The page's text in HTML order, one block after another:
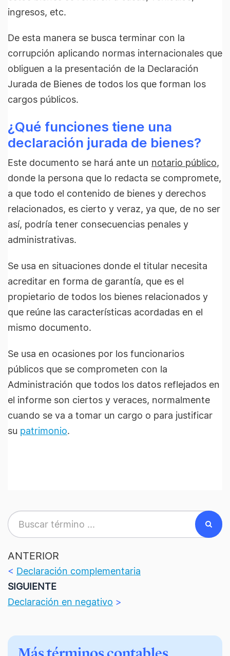
ingresos, etc.
De esta manera se busca terminar con la
corrupción aplicando normas internacionales que
obliguen a la presentación de la Declaración
Jurada de Bienes de todos los que forman los
cargos públicos.
¿Qué funciones tiene una
declaración jurada de bienes?
Este documento se hará ante un notario público,
donde la persona que lo redacta se compromete,
a que todo el contenido de bienes y derechos
relacionados, es cierto y veraz, ya que, de no ser
así, podría tener consecuencias penales y
administrativas.
Se usa en situaciones donde el titular necesita
acreditar en forma de garantía, que es el
propietario de todos los bienes relacionados y
que reúne las características acordadas en el
mismo documento.
Se usa en ocasiones por los funcionarios
públicos que se comprometen con la
Administración que todos los datos reflejados en
el informe son ciertos y veraces, normalmente
cuando se va a tomar un cargo o para justificar
su patrimonio.
ANTERIOR
< Declaración complementaria
SIGUIENTE
Declaración en negativo >